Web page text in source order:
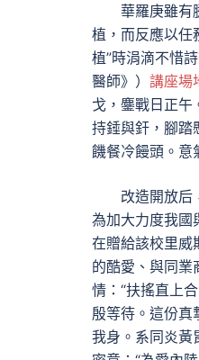
華羅庚雖有
植，而反應以任
植”時涓滴不惜
醫師》） 講座場
戈，鏖戰日正午
持錘與釬，腳踏
饑餐冷饅頭。意
改造開放后
為加大力度我國
在贈給該校里威
的酷愛、與同業
情：“扶搖直上
殷等待。這份真
我身。系同炎黃